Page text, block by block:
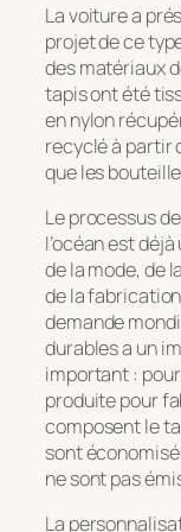
La voiture a
projet de ce
des matériaux
tapis ont été
en nylon
recyclé à partir
que les
Le processus
l’océan est
de la mode, de
de la
demande
durables a un
important :
produite pour
composent le
sont
ne sont pas
La